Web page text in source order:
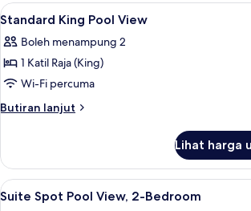
Lihat
semua
foto
untuk
Standard
King
Peralatan
5
Standard King Pool View
Boleh menampung 2
1 Katil Raja (King)
Wi-Fi percuma
Butiran lanjut
Butiran
King
Pool
View
Lihat harga
Lihat
semua
1
Suite Spot Pool View, 2-Bedroom